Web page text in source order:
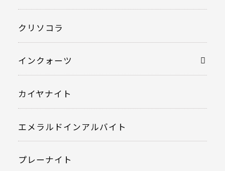
クリソコラ
インクォーツ
カイヤナイト
エメラルドインアルバイト
プレーナイト